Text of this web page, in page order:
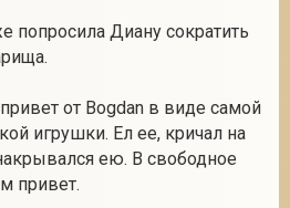
попросила Диану сократить
от Bogdan в виде самой
игрушки. Ел ее, кричал на
ею. В свободное
привет.